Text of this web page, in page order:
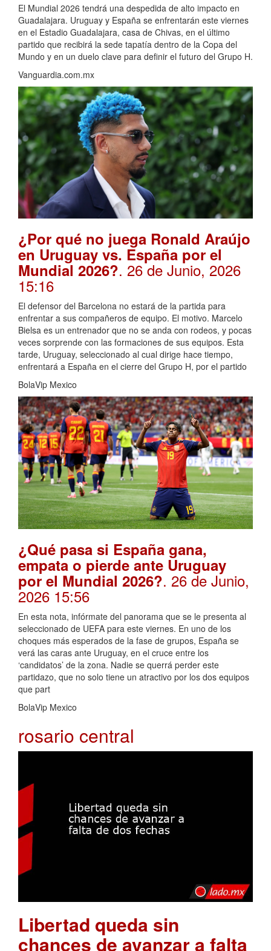
El Mundial 2026 tendrá una despedida de alto impacto en
Guadalajara. Uruguay y España se enfrentarán este viernes
en el Estadio Guadalajara, casa de Chivas, en el último
partido que recibirá la sede tapatía dentro de la Copa del
Mundo y en un duelo clave para definir el futuro del Grupo H.
Vanguardia.com.mx
¿Por qué no juega Ronald Araújo
en Uruguay vs. España por el
Mundial 2026?. 26 de Junio, 2026
15:16
El defensor del Barcelona no estará de la partida para
enfrentar a sus compañeros de equipo. El motivo. Marcelo
Bielsa es un entrenador que no se anda con rodeos, y pocas
veces sorprende con las formaciones de sus equipos. Esta
tarde, Uruguay, seleccionado al cual dirige hace tiempo,
enfrentará a España en el cierre del Grupo H, por el partido
BolaVip Mexico
¿Qué pasa si España gana,
empata o pierde ante Uruguay
por el Mundial 2026?. 26 de Junio,
2026 15:56
En esta nota, infórmate del panorama que se le presenta al
seleccionado de UEFA para este viernes. En uno de los
choques más esperados de la fase de grupos, España se
verá las caras ante Uruguay, en el cruce entre los
‘candidatos’ de la zona. Nadie se querrá perder este
partidazo, que no solo tiene un atractivo por los dos equipos
que part
BolaVip Mexico
rosario central
Libertad queda sin
chances de avanzar a falta